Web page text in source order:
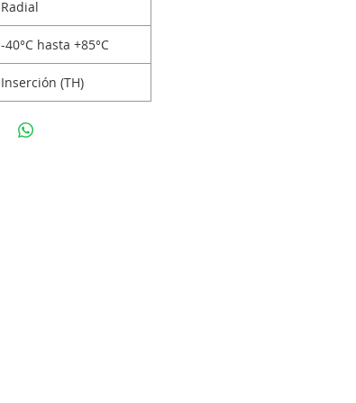
Radial
-40°C hasta +85°C
Inserción (TH)